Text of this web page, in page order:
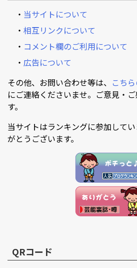
・ 当サイトについて
・ 相互リンクについて
・ コメント欄のご利用について
・ 広告について
その他、お問い合わせ等は、 こち
にご連絡くださいませ。ご意見・
す。
当サイトはランキングに参加して
がとうございます。
QRコード